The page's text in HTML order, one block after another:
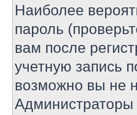
Наиболее
пароль
вам после
учетную запись
возможно вы не
Администраторы